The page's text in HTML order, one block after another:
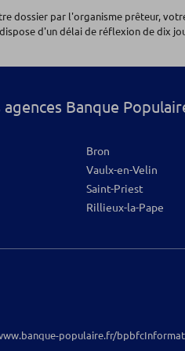
dossier par l'organisme prêteur,
d'un délai de réflexion de dix
agences Banque
Bron
Vaulx-en-Velin
Saint-Priest
Rillieux-la-Pape
populaire.fr/bpbfc